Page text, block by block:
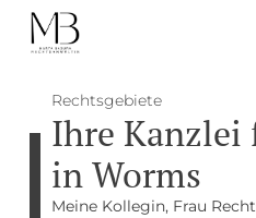
Rechtsgebiete
Ihre Kanzlei
in Worms
Meine Kollegin, Frau